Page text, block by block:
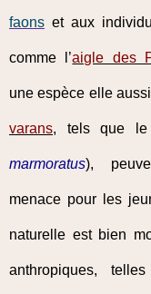
faons et aux
comme l’aigle des
une espèce elle
varans, tels que
marmoratus),
menace pour les
naturelle est bien
anthropiques,